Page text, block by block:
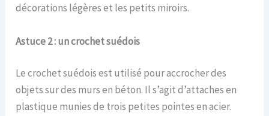
décorations légères et les petits miroirs.
Astuce 2 : un crochet suédois
Le crochet suédois est utilisé pour accrocher des
objets sur des murs en béton. Il s’agit d’attaches en
plastique munies de trois petites pointes en acier.